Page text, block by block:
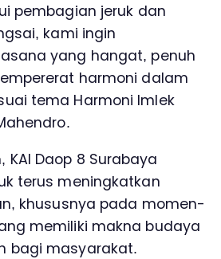
pembagian jeruk dan
kami ingin
yang hangat, penuh
harmoni dalam
tema Harmoni Imlek
Daop 8 Surabaya
terus meningkatkan
khususnya pada momen-
memiliki makna budaya
bagi masyarakat.